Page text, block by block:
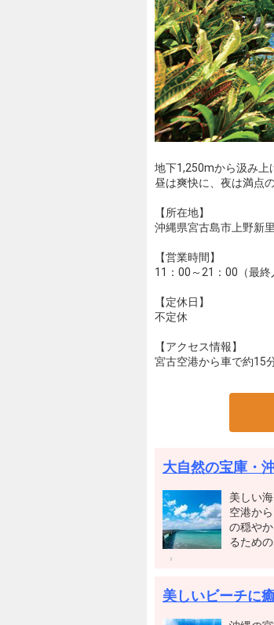
地下1,250mから汲み上
昼は爽快に、夜は満点
【所在地】
沖縄県宮古島市上野新
【営業時間】
11：00～21：00（最
【定休日】
不定休
【アクセス情報】
宮古空港から車で約15
大自然の宝庫・
美しい
空港か
の穏や
るため
美しいビーチに